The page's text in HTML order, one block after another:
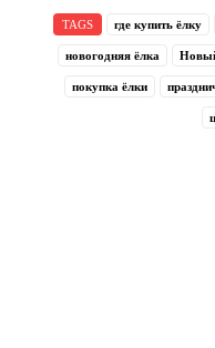
TAGS где купить ёлку
новогодняя ёлка
покупка ёлки